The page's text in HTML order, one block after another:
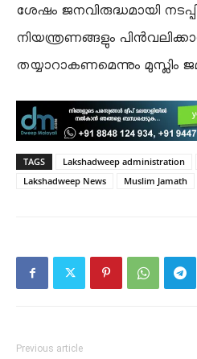
ശേഷം ജനവിരുദ്ധമായി
നിയന്ത്രണങ്ങളും
തയ്യാറാകണമെന്നും മുസ്ലിം
TAGS Lakshadweep administration
Lakshadweep News
Muslim Jamath
Previous article